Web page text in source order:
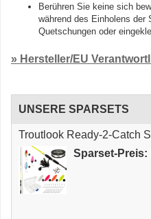
Berühren Sie keine sich
während des Einholens der
Quetschungen oder
» Hersteller/EU
UNSERE SPARSETS
Troutlook Ready-2-Catch
Sparset-Preis: